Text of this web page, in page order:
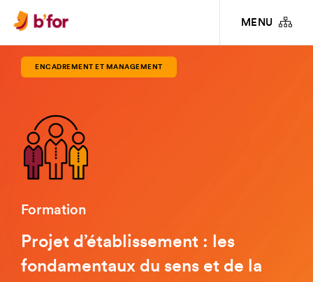
MENU
FORMATIONS
D’ÉTABLISSEMENT : LES FONDAMENTAUX DU SENS ET DE LA MÉTHODE
ENCADREMENT ET MANAGEMENT
Formation
Projet d’établissement : les
fondamentaux du sens et de la